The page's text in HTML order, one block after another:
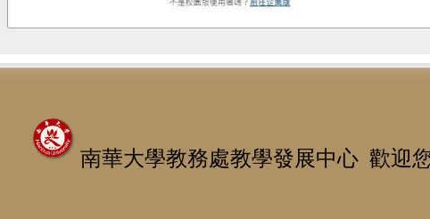
南華大學教務處教學發展中心 歡迎